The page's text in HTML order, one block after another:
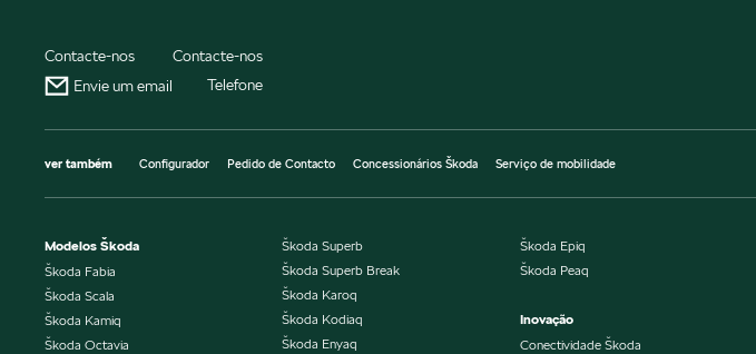
Contacte-nos
Envie um email
Contacte-nos
Telefone
ver também Configurador Pedido de Contacto Concessionários Škoda Serviço de mobilidade
Modelos Škoda
Škoda Fabia
Škoda Scala
Škoda Kamiq
Škoda Octavia
Škoda Superb
Škoda Superb Break
Škoda Karoq
Škoda Kodiaq
Škoda Enyaq
Škoda Epiq
Škoda Peaq
Inovação
Conectividade Škoda